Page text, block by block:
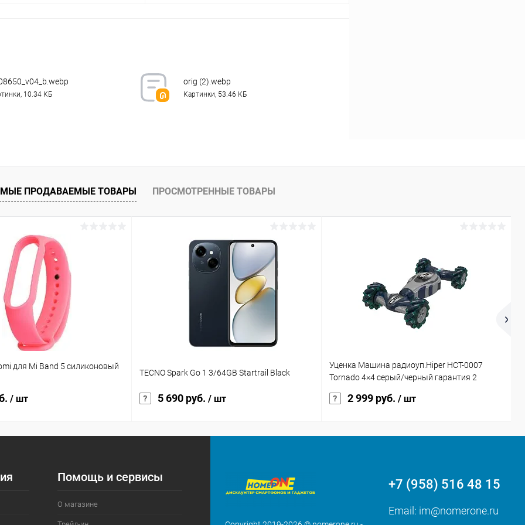
В наличии В избранное
10.34 КБ
orig (2).webp
Картинки, 53.46 КБ
ПРОДАВАЕМЫЕ ТОВАРЫ ПРОСМОТРЕННЫЕ ТОВАРЫ
для Mi Band 5 силиконовый
/ шт
TECNO Spark Go 1 3/64GB Startrail Black
5 690 руб. / шт
Уценка Машина радиоуп.Hiper HCT-0007
Tornado 4×4 серый/черный гарантия 2
2 999 руб. / шт
Помощь и сервисы
О магазине
+7 (958) 516 48 15
Email: im@nomerone.ru